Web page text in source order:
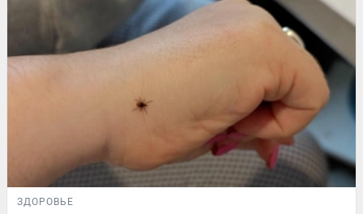
ЗДОРОВЬЕ